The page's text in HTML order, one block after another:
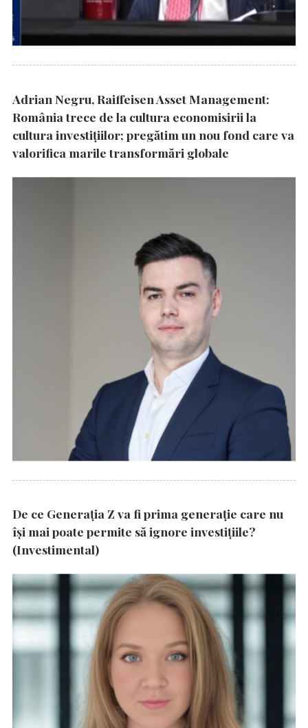
Adrian Negru, Raiffeisen Asset Management:
România trece de la cultura economisirii la
cultura investițiilor; pregătim un nou fond care va
valorifica marile transformări globale
De ce Generația Z va fi prima generație care nu
își mai poate permite să ignore investițiile?
(Investimental)